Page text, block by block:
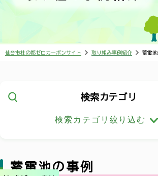
仙台市杜の都ゼロカーボンサイト 取り組み事例紹介 蓄電池
検索カテゴリ
検索カテゴリ絞り込む
蓄電池の事例